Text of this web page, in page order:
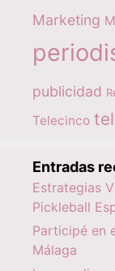
Marketing
publicidad
Telecinco
Entradas
Estrategias
Pickleball
Participé en
Málaga